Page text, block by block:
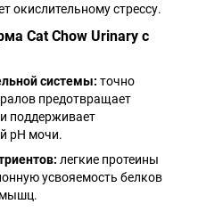
окислительному стрессу.
Cat Chow Urinary с
системы: точно
предотвращает
поддерживает
pH мочи.
легкие протеины
усвояемость белков
мышц.